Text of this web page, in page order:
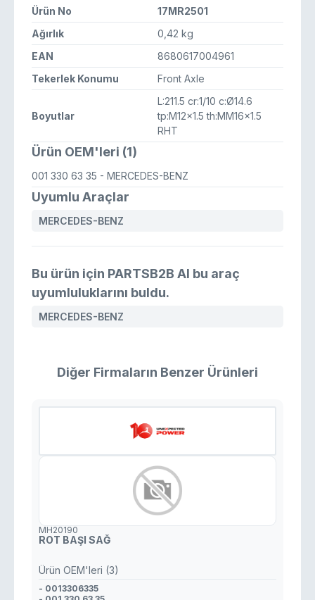
Ürün No
17MR2501
Ağırlık
0,42 kg
EAN
8680617004961
Tekerlek Konumu
Front Axle
Boyutlar
L:211.5 cr:1/10 c:Ø14.6
tp:M12x1.5 th:MM16x1.5
RHT
Ürün OEM'leri (1)
001 330 63 35 - MERCEDES-BENZ
Uyumlu Araçlar
MERCEDES-BENZ
Bu ürün için PARTSB2B AI bu araç
uyumluluklarını buldu.
MERCEDES-BENZ
Diğer Firmaların Benzer Ürünleri
MH20190
ROT BAŞI SAĞ
Ürün OEM'leri (3)
- 0013306335